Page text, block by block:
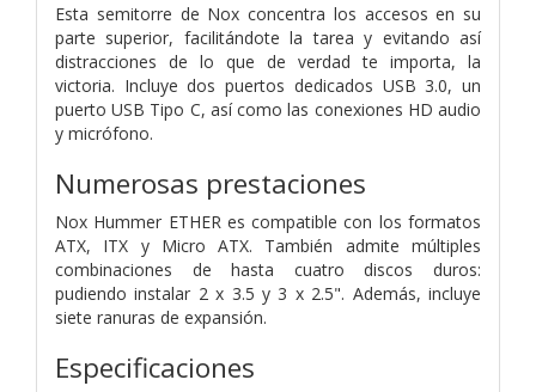
Esta semitorre de Nox concentra los accesos en su
parte superior, facilitándote la tarea y evitando así
distracciones de lo que de verdad te importa, la
victoria. Incluye dos puertos dedicados USB 3.0, un
puerto USB Tipo C, así como las conexiones HD audio
y micrófono.
Numerosas prestaciones
Nox Hummer ETHER es compatible con los formatos
ATX, ITX y Micro ATX. También admite múltiples
combinaciones de hasta cuatro discos duros:
pudiendo instalar 2 x 3.5 y 3 x 2.5". Además, incluye
siete ranuras de expansión.
Especificaciones